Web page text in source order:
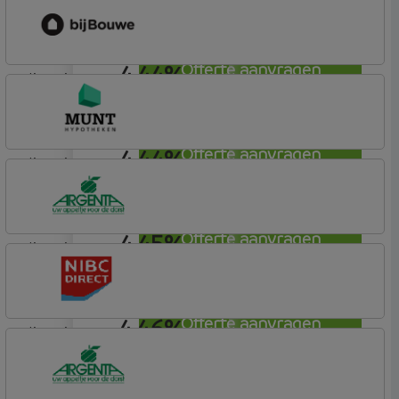
Offerte aanvragen
4,44%
Offerte aanvragen
lineair
4,44%
Offerte aanvragen
bijBouwe
Vooruit Hypotheek
lineair
4,45%
Offerte aanvragen
Munt Hypotheken
lineair
4,46%
Argenta
Hypotheek
lineair
NIBC Direct